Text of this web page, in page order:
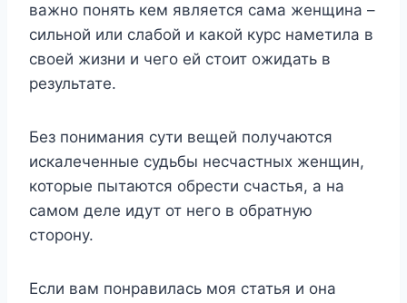
важно понять кем является сама женщина –
сильной или слабой и какой курс наметила в
своей жизни и чего ей стоит ожидать в
результате.
Без понимания сути вещей получаются
искалеченные судьбы несчастных женщин,
которые пытаются обрести счастья, а на
самом деле идут от него в обратную
сторону.
Если вам понравилась моя статья и она